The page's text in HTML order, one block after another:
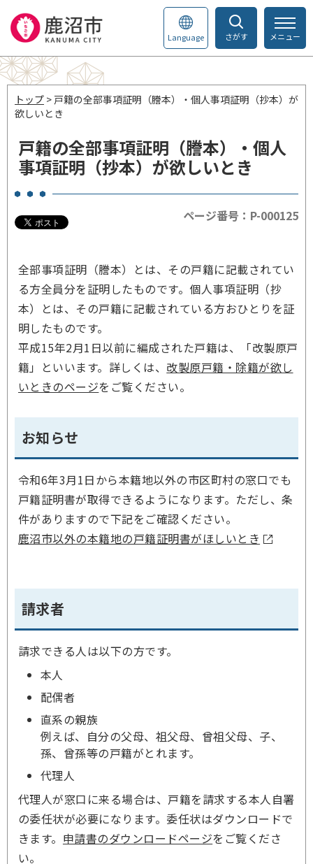
さがす
Language メニュー
トップ > 戸籍の全部事項証明（謄本）・個人事項証明（抄本）が
欲しいとき
戸籍の全部事項証明（謄本）・個人
事項証明（抄本）が欲しいとき
ページ番号：P-000125
全部事項証明（謄本）とは、その戸籍に記載されてい
る方全員分を証明したものです。個人事項証明（抄
本）とは、その戸籍に記載されている方おひとりを証
明したものです。
平成15年2月1日以前に編成された戸籍は、「改製原戸
籍」といいます。詳しくは、 改製原戸籍・除籍が欲し
いときのページをご覧ください。
お知らせ
令和6年3月1日から本籍地以外の市区町村の窓口でも
戸籍証明書が取得できるようになります。ただし、条
件がありますので下記をご確認ください。
鹿沼市以外の本籍地の戸籍証明書がほしいとき
請求者
請求できる人は以下の方です。
本人
配偶者
直系の親族
例えば、自分の父母、祖父母、曾祖父母、子、
孫、曾孫等の戸籍がとれます。
代理人
代理人が窓口に来る場合は、戸籍を請求する本人自署
の委任状が必要になります。委任状はダウンロードで
きます。 申請書のダウンロードページをご覧くださ
い。